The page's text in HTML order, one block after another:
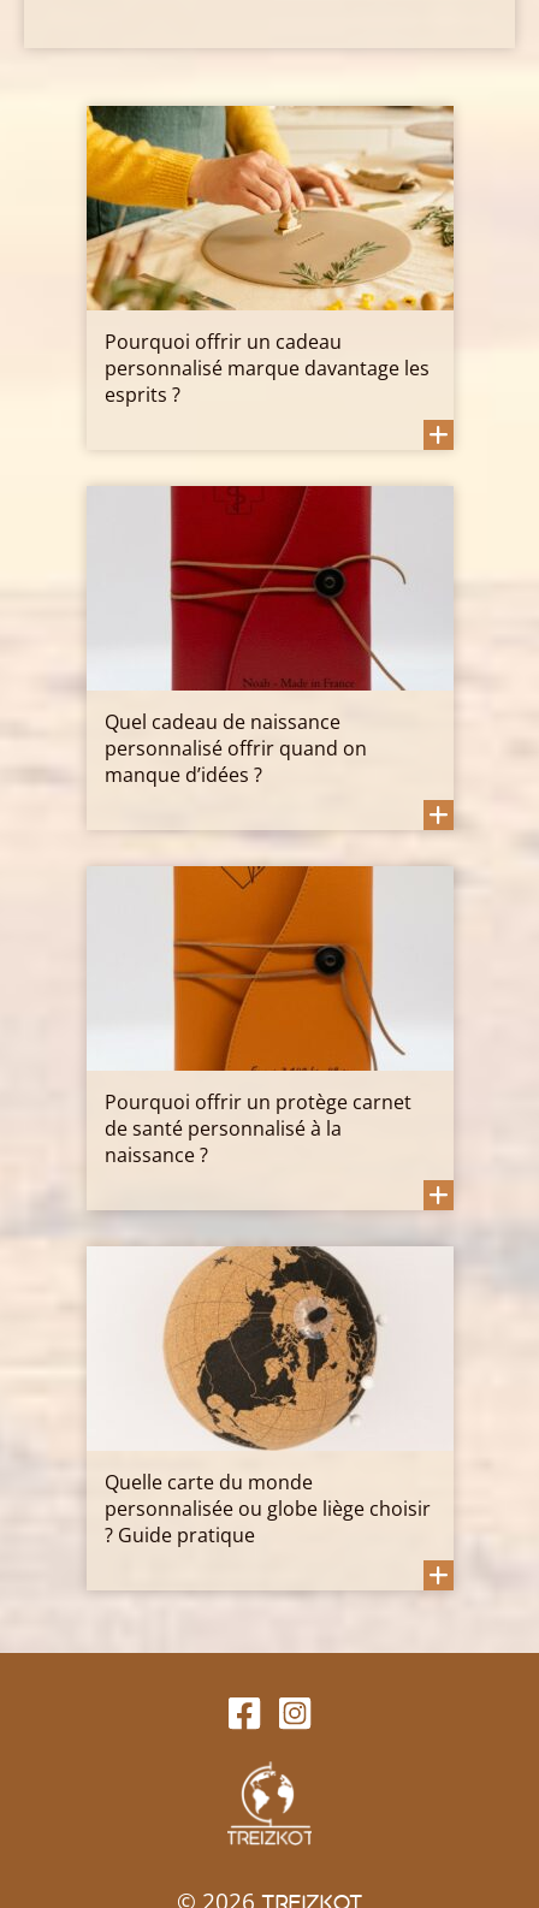
Pourquoi offrir un cadeau
personnalisé marque davantage les
esprits ?
Quel cadeau de naissance
personnalisé offrir quand on
manque d’idées ?
Pourquoi offrir un protège carnet
de santé personnalisé à la
naissance ?
Quelle carte du monde
personnalisée ou globe liège choisir
? Guide pratique
© 2026